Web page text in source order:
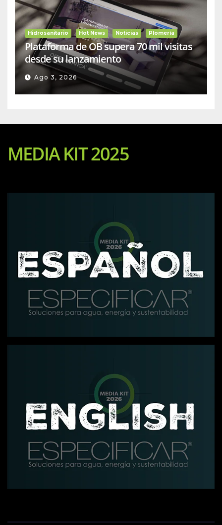
Hidrosanitario Hot News Noticias Plomería
Plataforma de OB supera 70 mil visitas
desde su lanzamiento
Ago 3, 2026
MEDIA KIT 2025